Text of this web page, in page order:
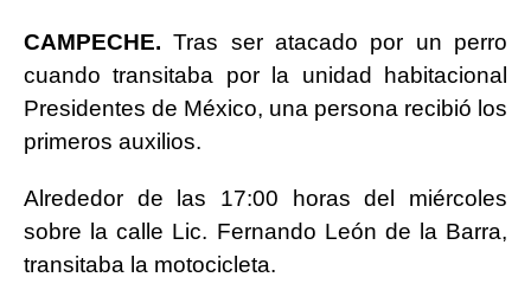
CAMPECHE. Tras ser atacado por un perro
cuando transitaba por la unidad habitacional
Presidentes de México, una persona recibió los
primeros auxilios.
Alrededor de las 17:00 horas del miércoles
sobre la calle Lic. Fernando León de la Barra,
transitaba la motocicleta.